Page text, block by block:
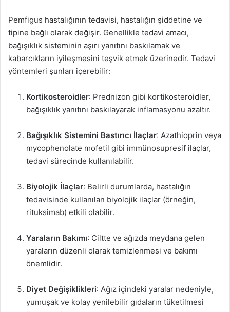
Pemfigus hastalığının tedavisi, hastalığın şiddetine ve
tipine bağlı olarak değişir. Genellikle tedavi amacı,
bağışıklık sisteminin aşırı yanıtını baskılamak ve
kabarcıkların iyileşmesini teşvik etmek üzerinedir. Tedavi
yöntemleri şunları içerebilir:
Kortikosteroidler: Prednizon gibi kortikosteroidler,
bağışıklık yanıtını baskılayarak inflamasyonu azaltır.
Bağışıklık Sistemini Bastırıcı İlaçlar: Azathioprin veya
mycophenolate mofetil gibi immünosupresif ilaçlar,
tedavi sürecinde kullanılabilir.
Biyolojik İlaçlar: Belirli durumlarda, hastalığın
tedavisinde kullanılan biyolojik ilaçlar (örneğin,
rituksimab) etkili olabilir.
Yaraların Bakımı: Ciltte ve ağızda meydana gelen
yaraların düzenli olarak temizlenmesi ve bakımı
önemlidir.
Diyet Değişiklikleri: Ağız içindeki yaralar nedeniyle,
yumuşak ve kolay yenilebilir gıdaların tüketilmesi